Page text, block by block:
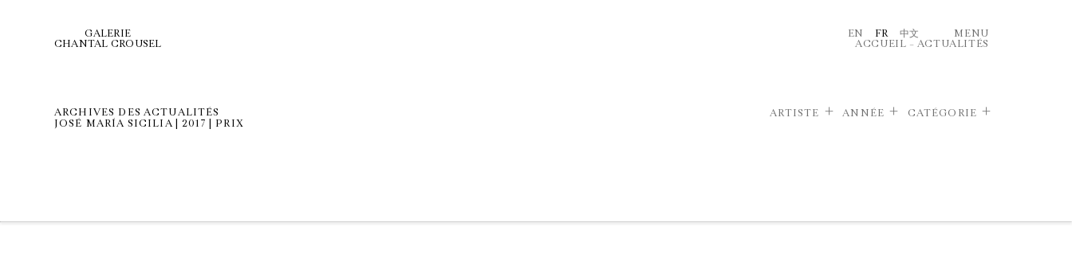
GALERIE
CHANTAL CROUSEL
EN FR 中文
MENU
ACCUEIL – ACTUALITÉS
ARCHIVES DES ACTUALITÉS
JOSÉ MARÍA SICILIA | 2017 | PRIX
ARTISTE ANNÉE CATÉGORIE